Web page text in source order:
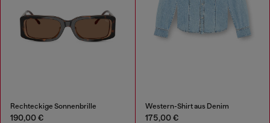
Rechteckige Sonnenbrille
190,00 €
Western-Shirt aus Denim
175,00 €